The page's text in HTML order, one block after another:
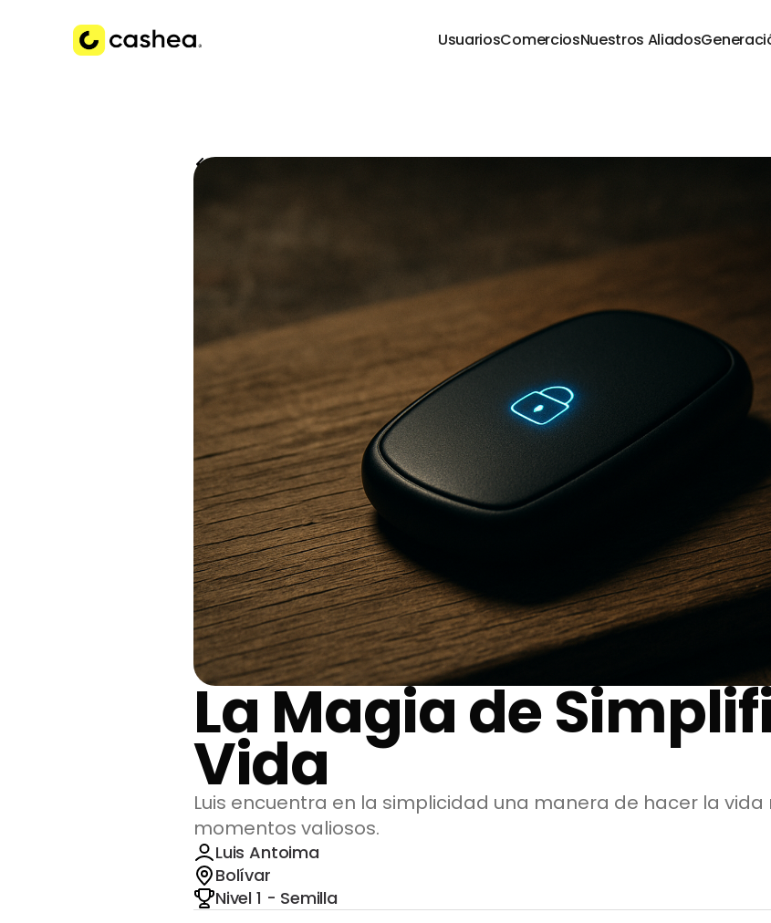
UsuariosComerciosNuestros Aliados
Volver a Historias
La Magia de
Vida
Luis encuentra en la simplicidad una manera de hacer la
momentos valiosos.
Luis Antoima
Bolívar
Nivel 1 - Semilla